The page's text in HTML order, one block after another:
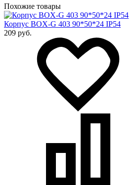
Похожие товары
Корпус BOX-G 403 90*50*24 IP54
209 руб.